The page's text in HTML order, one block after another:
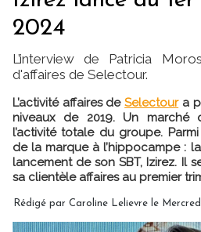
2024
L’interview de Patricia
d'affaires de Selectour.
L’activité affaires deSelectoura
niveaux de 2019. Un marché
l’activité totale du groupe.
de la marque à l’hippocampe :
lancement de son SBT, Izirez. Il
sa clientèle affaires au premier
Rédigé par Caroline Lelievre le